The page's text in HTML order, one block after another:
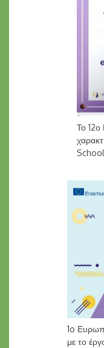
Το 12ο
1o
με το